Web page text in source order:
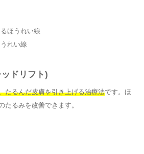
ほうれい線
れい線
ドリフト)
たるんだ皮膚を引き上げる治療法です。ほ
たるみを改善できます。